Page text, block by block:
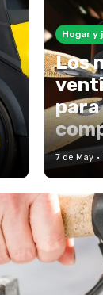
Hogar y
Los
para
7 de May